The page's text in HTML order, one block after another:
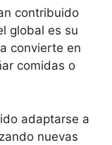
contribuido
global es su
convierte en
comidas o
adaptarse a
nuevas